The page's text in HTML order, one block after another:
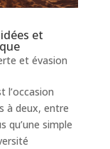
et
et évasion
l’occasion
à deux, entre
qu’une simple